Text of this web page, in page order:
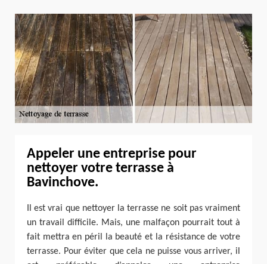
Appeler une entreprise pour
nettoyer votre terrasse à
Bavinchove.
Il est vrai que nettoyer la terrasse ne soit pas vraiment
un travail difficile. Mais, une malfaçon pourrait tout à
fait mettra en péril la beauté et la résistance de votre
terrasse. Pour éviter que cela ne puisse vous arriver, il